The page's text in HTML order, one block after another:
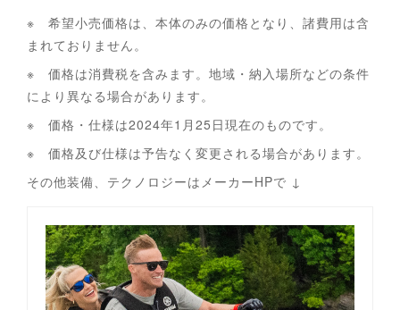
※ 希望小売価格は、本体のみの価格となり、諸費用は含
まれておりません。
※ 価格は消費税を含みます。地域・納入場所などの条件
により異なる場合があります。
※ 価格・仕様は2024年1月25日現在のものです。
※ 価格及び仕様は予告なく変更される場合があります。
その他装備、テクノロジーはメーカーHPで ↓